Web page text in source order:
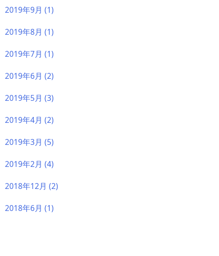
2019年9月 (1)
2019年8月 (1)
2019年7月 (1)
2019年6月 (2)
2019年5月 (3)
2019年4月 (2)
2019年3月 (5)
2019年2月 (4)
2018年12月 (2)
2018年6月 (1)